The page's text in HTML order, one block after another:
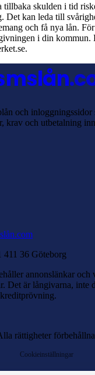
tillbaka skulden i tid
Det kan leda till
och få nya lån.
i din kommun.
och inloggningssidor
krav och utbetalning
411 36 Göteborg
annonslänkar och
Det är långivarna, inte
rättigheter
Cookieinställningar